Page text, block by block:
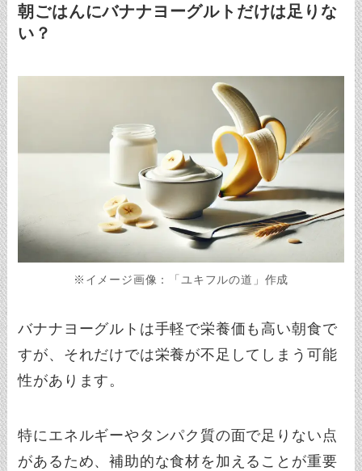
朝ごはんにバナナヨーグルトだけは足りな
い？
※イメージ画像：「ユキフルの道」作成
バナナヨーグルトは手軽で栄養価も高い朝食で
すが、それだけでは栄養が不足してしまう可能
性があります。
特にエネルギーやタンパク質の面で足りない点
があるため、補助的な食材を加えることが重要